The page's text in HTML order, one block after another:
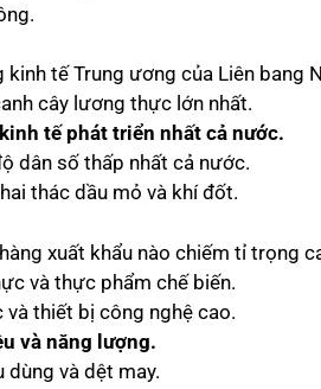
kinh tế Trung ương của Liên bang
cây lương thực lớn nhất.
tế phát triển nhất cả nước.
dân số thấp nhất cả nước.
thác dầu mỏ và khí đốt.
xuất khẩu nào chiếm tỉ trọng
và thực phẩm chế biến.
và thiết bị công nghệ cao.
và năng lượng.
dùng và dệt may.